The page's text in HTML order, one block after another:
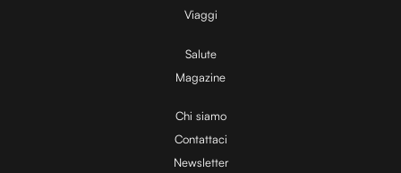
Viaggi
Salute
Magazine
Chi siamo
Contattaci
Newsletter